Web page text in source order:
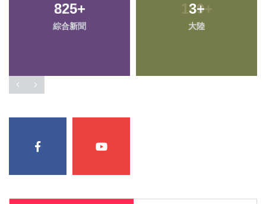
825+
綜合新聞
3+
大陸
270+
文教
189+
旅遊